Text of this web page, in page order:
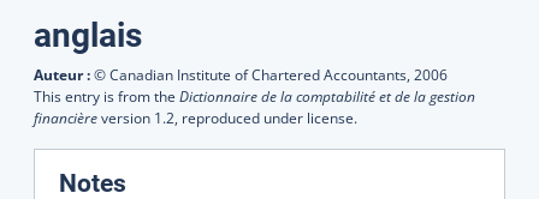
Traductions
anglais
Auteur :© Canadian Institute of Chartered Accountants, 2006
This entry is from the Dictionnaire de la comptabilité et de la gestion
financièreversion 1.2, reproduced under license.
Notes